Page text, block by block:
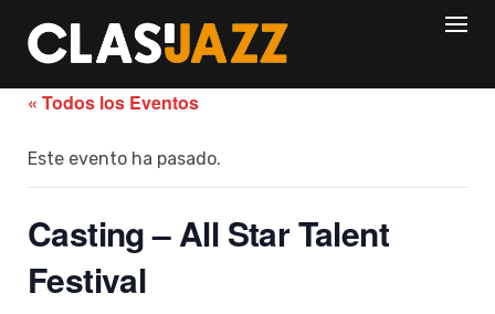
content
« Todos los Eventos
Este evento ha pasado.
Casting – All Star Talent
Festival